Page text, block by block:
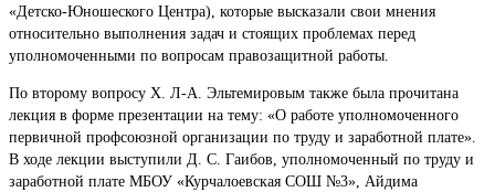
«Детско-Юношеского Центра), которые высказали свои мнения
относительно выполнения задач и стоящих проблемах перед
уполномоченными по вопросам правозащитной работы.
По второму вопросу Х. Л-А. Эльтемировым также была прочитана
лекция в форме презентации на тему: «О работе уполномоченного
первичной профсоюзной организации по труду и заработной плате».
В ходе лекции выступили Д. С. Гаибов, уполномоченный по труду и
заработной плате МБОУ «Курчалоевская СОШ №3», Айдима